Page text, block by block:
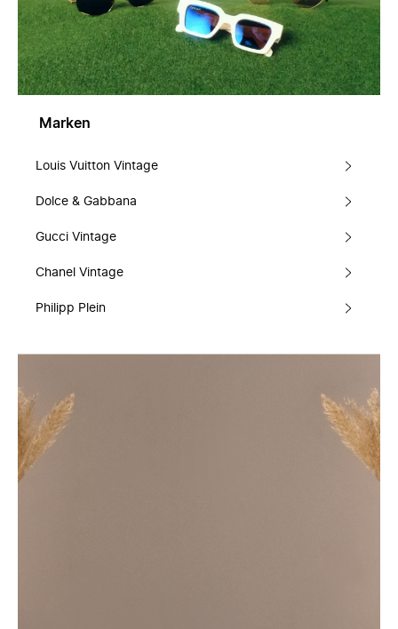
Marken
Louis Vuitton Vintage
Dolce & Gabbana
Gucci Vintage
Chanel Vintage
Philipp Plein